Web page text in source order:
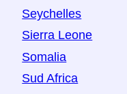
Seychelles
Sierra Leone
Somalia
Sud Africa